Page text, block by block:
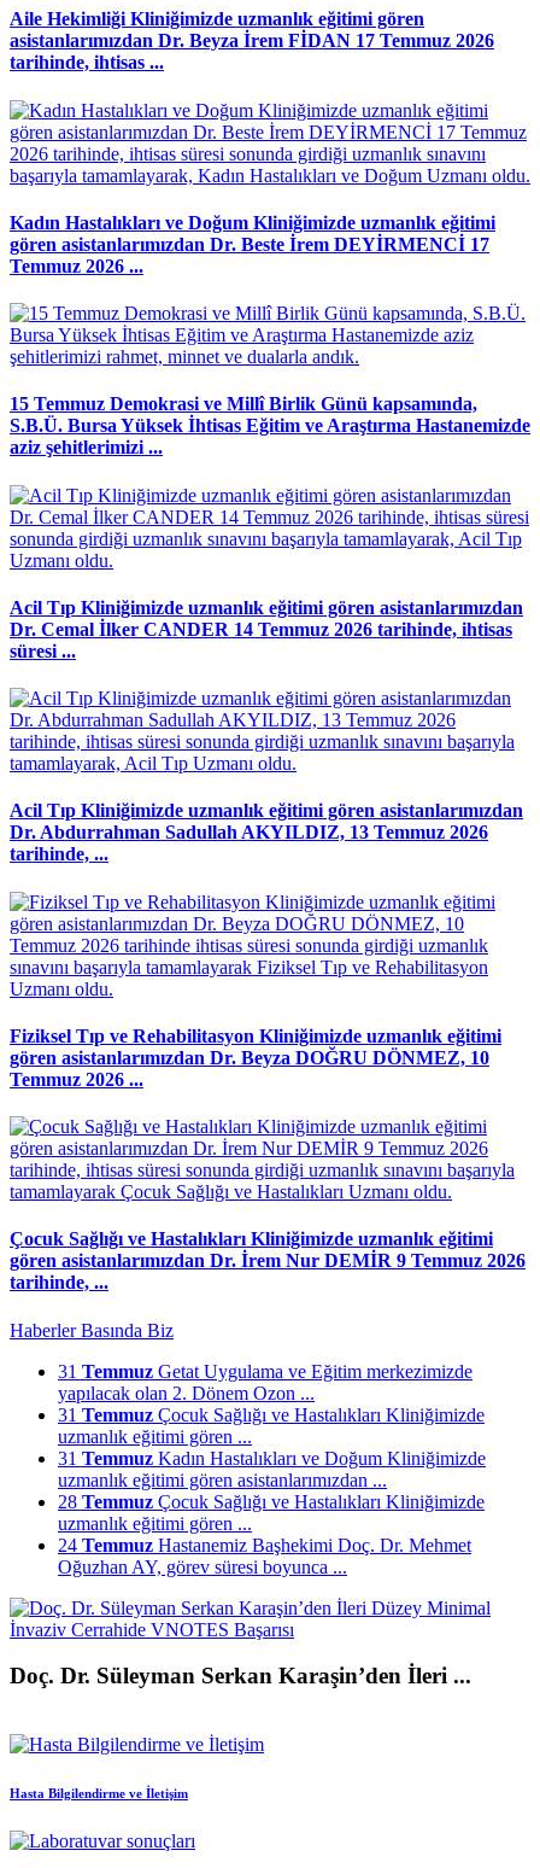
Aile Hekimliği Kliniğimizde uzmanlık eğitimi gören
asistanlarımızdan Dr. Beyza İrem FİDAN 17 Temmuz 2026
tarihinde, ihtisas ...
Kadın Hastalıkları ve Doğum Kliniğimizde uzmanlık eğitimi
gören asistanlarımızdan Dr. Beste İrem DEYİRMENCİ 17
Temmuz 2026 ...
15 Temmuz Demokrasi ve Millî Birlik Günü kapsamında,
S.B.Ü. Bursa Yüksek İhtisas Eğitim ve Araştırma Hastanemizde
aziz şehitlerimizi ...
Acil Tıp Kliniğimizde uzmanlık eğitimi gören asistanlarımızdan
Dr. Cemal İlker CANDER 14 Temmuz 2026 tarihinde, ihtisas
süresi ...
Acil Tıp Kliniğimizde uzmanlık eğitimi gören asistanlarımızdan
Dr. Abdurrahman Sadullah AKYILDIZ, 13 Temmuz 2026
tarihinde, ...
Fiziksel Tıp ve Rehabilitasyon Kliniğimizde uzmanlık eğitimi
gören asistanlarımızdan Dr. Beyza DOĞRU DÖNMEZ, 10
Temmuz 2026 ...
Çocuk Sağlığı ve Hastalıkları Kliniğimizde uzmanlık eğitimi
gören asistanlarımızdan Dr. İrem Nur DEMİR 9 Temmuz 2026
tarihinde, ...
HaberlerBasında Biz
31 Temmuz Getat Uygulama ve Eğitim merkezimizde
yapılacak olan 2. Dönem Ozon ...
31 Temmuz Çocuk Sağlığı ve Hastalıkları Kliniğimizde
uzmanlık eğitimi gören ...
31 Temmuz Kadın Hastalıkları ve Doğum Kliniğimizde
uzmanlık eğitimi gören asistanlarımızdan ...
28 Temmuz Çocuk Sağlığı ve Hastalıkları Kliniğimizde
uzmanlık eğitimi gören ...
24 Temmuz Hastanemiz Başhekimi Doç. Dr. Mehmet
Oğuzhan AY, görev süresi boyunca ...
Doç. Dr. Süleyman Serkan Karaşin’den İleri ...
Hasta Bilgilendirme ve İletişim